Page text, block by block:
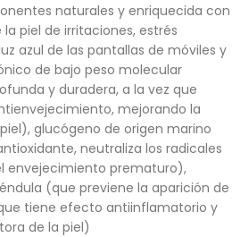
naturales y enriquecida con
piel de irritaciones, estrés
azul de las pantallas de móviles y
de bajo peso molecular
y duradera, a la vez que
mejorando la
glucógeno de origen marino
neutraliza los radicales
envejecimiento prematuro),
(que previene la aparición de
tiene efecto antiinflamatorio y
de la piel)